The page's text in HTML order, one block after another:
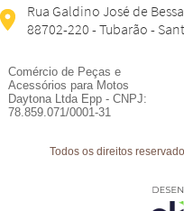
Rua Galdino José de
88702-220 - Tubarão -
Comércio de Peças e
Acessórios para Motos
Daytona Ltda Epp - CNPJ:
78.859.071/0001-31
Todos os direitos